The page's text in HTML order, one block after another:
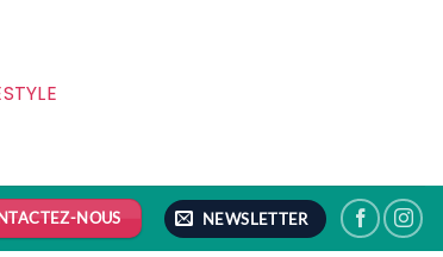
NOUS NEWSLETTER